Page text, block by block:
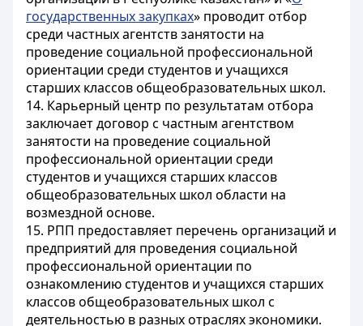
государственных закупках» проводит отбор
среди частных агентств занятости на
проведение социальной профессиональной
ориентации среди студентов и учащихся
старших классов общеобразовательных школ.
14. Карьерный центр по результатам отбора
заключает договор с частным агентством
занятости на проведение социальной
профессиональной ориентации среди
студентов и учащихся старших классов
общеобразовательных школ области на
возмездной основе.
15. РПП предоставляет перечень организаций и
предприятий для проведения социальной
профессиональной ориентации по
ознакомлению студентов и учащихся старших
классов общеобразовательных школ с
деятельностью в разных отраслях экономики.